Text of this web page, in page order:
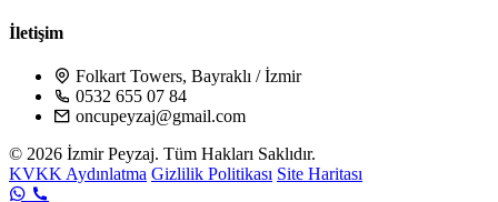
İletişim
Folkart Towers, Bayraklı / İzmir
0532 655 07 84
oncupeyzaj@gmail.com
© 2026 İzmir Peyzaj. Tüm Hakları Saklıdır.
KVKK Aydınlatma Gizlilik Politikası Site Haritası